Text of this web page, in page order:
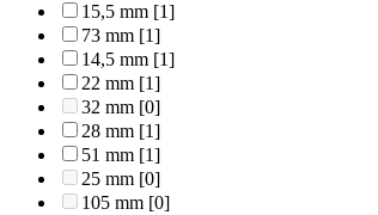
15,5 mm [1]
73 mm [1]
14,5 mm [1]
22 mm [1]
32 mm [0]
28 mm [1]
51 mm [1]
25 mm [0]
105 mm [0]